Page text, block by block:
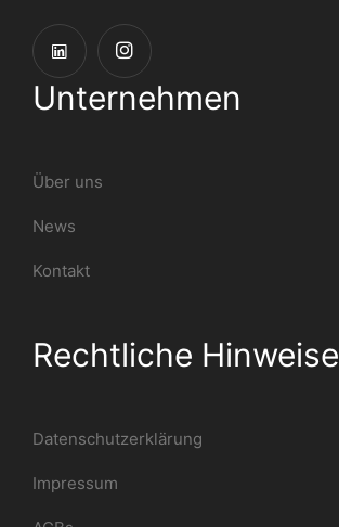
Unternehmen
Über uns
News
Kontakt
Rechtliche Hinweise
Datenschutzerklärung
Impressum